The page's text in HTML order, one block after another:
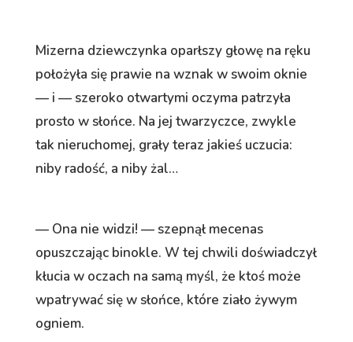
Mizerna dziewczynka oparłszy głowę na ręku
położyła się prawie na wznak w swoim oknie
— i — szeroko otwartymi oczyma patrzyła
prosto w słońce. Na jej twarzyczce, zwykle
tak nieruchomej, grały teraz jakieś uczucia:
niby radość, a niby żal…
— Ona nie widzi! — szepnął mecenas
opuszczając binokle. W tej chwili doświadczył
kłucia w oczach na samą myśl, że ktoś może
wpatrywać się w słońce, które ziało żywym
ogniem.